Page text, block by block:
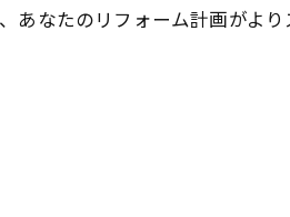
あなたのリフォーム計画がより